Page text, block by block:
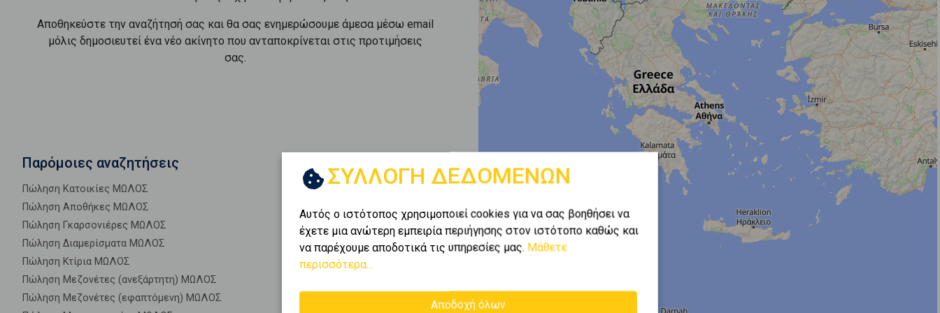
Αποθηκεύστε την αναζήτησή σας και θα σας ενημερώσουμε άμεσα μέσω email
μόλις δημοσιευτεί ένα νέο ακίνητο που ανταποκρίνεται στις προτιμήσεις
σας.
Παρόμοιες αναζητήσεις
Πώληση Κατοικίες ΜΩΛΟΣ
Πώληση Αποθήκες ΜΩΛΟΣ
Πώληση Γκαρσονιέρες ΜΩΛΟΣ
Πώληση Διαμερίσματα ΜΩΛΟΣ
Πώληση Κτίρια ΜΩΛΟΣ
Πώληση Μεζονέτες (ανεξάρτητη) ΜΩΛΟΣ
Πώληση Μεζονέτες (εφαπτόμενη) ΜΩΛΟΣ
ΣΥΛΛΟΓΗ ΔΕΔΟΜΕΝΩΝ
Αυτός ο ιστότοπος χρησιμοποιεί cookies για να σας βοηθήσει να
έχετε μια ανώτερη εμπειρία περιήγησης στον ιστότοπο καθώς και
να παρέχουμε αποδοτικά τις υπηρεσίες μας. Μάθετε
περισσότερα...
Αποδοχή όλων